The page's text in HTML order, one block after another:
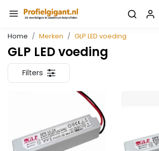
Home Merken GLP LED voeding
GLP LED voeding
Filters